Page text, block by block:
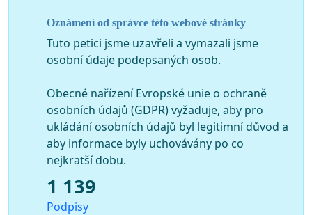
Oznámení od správce této webové stránky
Tuto petici jsme uzavřeli a vymazali jsme
osobní údaje podepsaných osob.
Obecné nařízení Evropské unie o ochraně
osobních údajů (GDPR) vyžaduje, aby pro
ukládání osobních údajů byl legitimní důvod a
aby informace byly uchovávány po co
nejkratší dobu.
1 139
Podpisy